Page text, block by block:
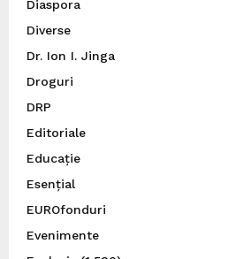
Diaspora
Diverse
Dr. Ion I. Jinga
Droguri
DRP
Editoriale
Educație
Esențial
EUROfonduri
Evenimente